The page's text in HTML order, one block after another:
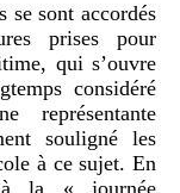
se sont accordés
prises pour
qui s’ouvre
considéré
représentante
souligné les
à ce sujet. En